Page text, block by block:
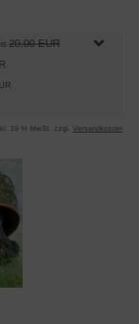
20,00 EUR
19 % MwSt. zzgl. Versandkosten